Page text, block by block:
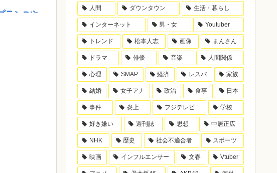
ランBや
「何の
ない
人間 ダウンタウン 生活・暮らし
インターネット 男・女 Youtuber
トレンド 松本人志 画像 まんさん
ドラマ 俳優 音楽 人間関係
心理 SMAP 経済 レスバ 家族
結婚 女子アナ 政治 食事 日本
事件 炎上 フジテレビ 学校
好き嫌い 週刊誌 思想 中居正広
NHK 歴史 社会不適合者 スポーツ
映画 インフルエンサー 文春 Vtuber